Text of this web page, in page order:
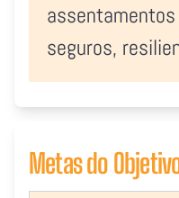
seguros,
Metas do